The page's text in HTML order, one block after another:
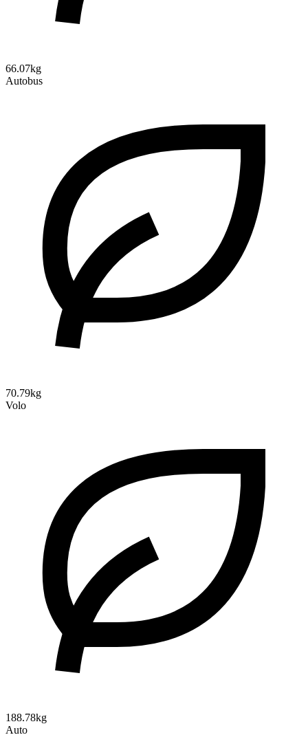
66.07kg
Autobus
70.79kg
Volo
188.78kg
Auto